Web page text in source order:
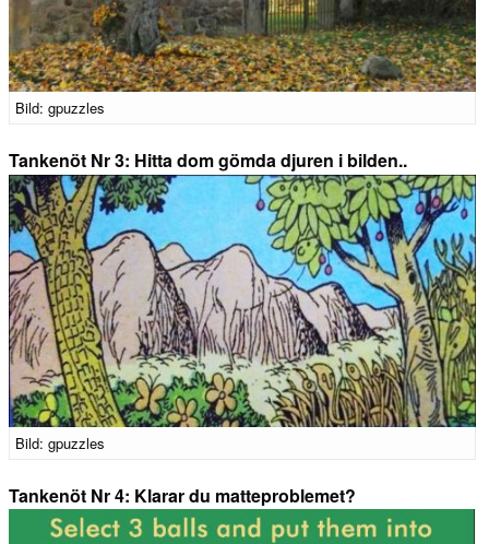
Bild: gpuzzles
Tankenöt Nr 3: Hitta dom gömda djuren i bilden..
Bild: gpuzzles
Tankenöt Nr 4: Klarar du matteproblemet?